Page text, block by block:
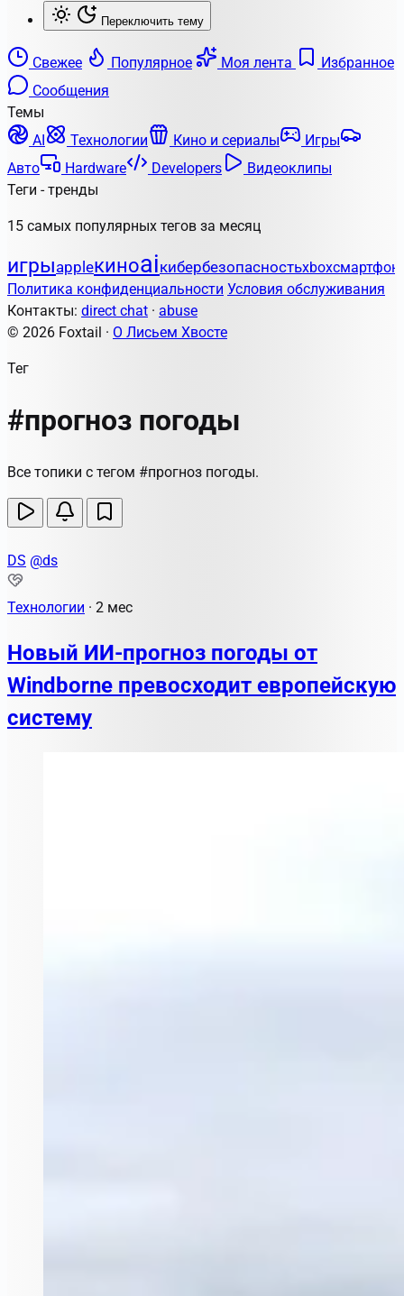
Переключить тему
Свежее Популярное Моя лента
Избранное
Сообщения
Темы
AI
Технологии Кино и сериалы
Игры
Авто
Hardware Developers
Видеоклипы
Теги - тренды
15 самых популярных тегов за месяц
игрыappleкиноaiкибербезопасностьxbox
Политика конфиденциальности Условия обслуживания
Контакты: direct chat · abuse
© 2026 Foxtail · О Лисьем Хвосте
Тег
#прогноз погоды
Все топики с тегом #прогноз погоды.
DS @ds
Технологии · 2 мес
Новый ИИ-прогноз погоды от
Windborne превосходит европейскую
систему